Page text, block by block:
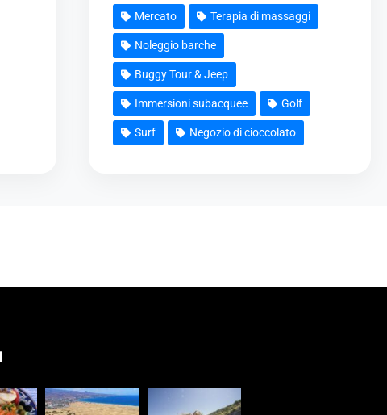
Mercato Terapia di massaggi
Noleggio barche
Buggy Tour & Jeep
Immersioni subacquee Golf
Surf Negozio di cioccolato